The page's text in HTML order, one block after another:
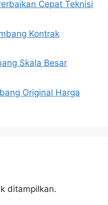
Cepat Teknisi
Kontrak
Skala Besar
Original Harga
ditampilkan.